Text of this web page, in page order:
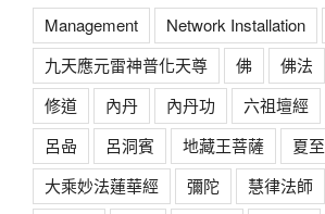
Management Network Installation
九天應元雷神普化天尊
佛 佛法
修道
內丹 內丹功 六祖壇經
呂喦
呂洞賓 地藏王菩薩
夏至
大乘妙法蓮華經
彌陀 慧律法師